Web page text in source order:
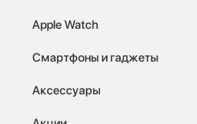
Apple Watch
Смартфоны и гаджеты
Аксессуары